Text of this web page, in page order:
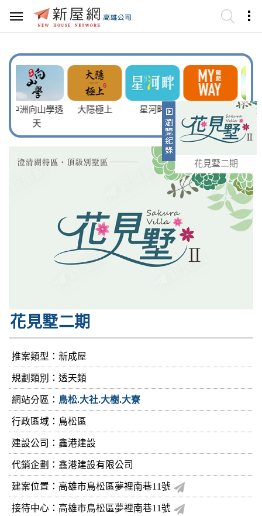
花見墅二期
學透 大隱極上 星河畔 龍鉅 MY WAY 晴空墅
花見墅二期
推案類型：新成屋
規劃類別：透天類
網站分區： 鳥松.大社.大樹.大寮
行政區域：鳥松區
建設公司： 鑫港建設
代銷企劃：鑫港建設有限公司
建案位置：高雄市鳥松區夢裡南巷11號
接待中心：高雄市鳥松區夢裡南巷11號